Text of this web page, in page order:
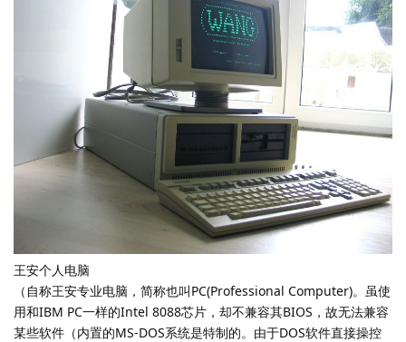
王安个人电脑
（自称王安专业电脑，简称也叫PC(Professional Computer)。虽使
用和IBM PC一样的Intel 8088芯片，却不兼容其BIOS，故无法兼容
某些软件（内置的MS-DOS系统是特制的。由于DOS软件直接操控